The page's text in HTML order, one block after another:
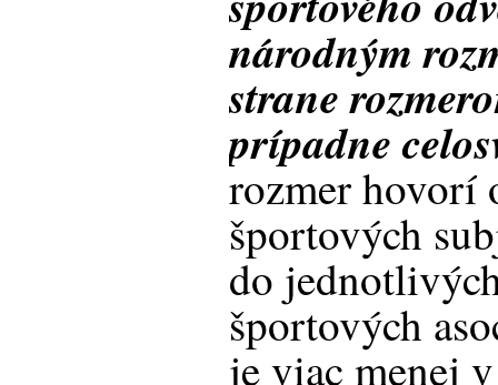
národným
strane
prípadne
rozmer hovorí
športových
do
športových
je viac menej